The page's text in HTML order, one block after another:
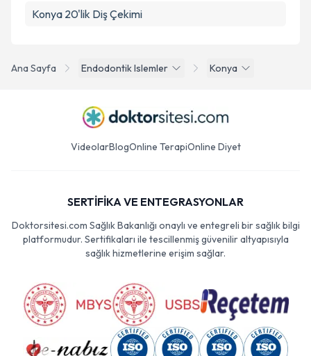
Ana Sayfa Endodontik Islemler Konya
Konya 20'lik Diş Çekimi
VideolarBlogOnline TerapiOnline Diyet
SERTİFİKA VE ENTEGRASYONLAR
Doktorsitesi.com Sağlık Bakanlığı onaylı ve entegreli bir sağlık bilgi
platformudur. Sertifikaları ile tescillenmiş güvenilir altyapısıyla
sağlık hizmetlerine erişim sağlar.